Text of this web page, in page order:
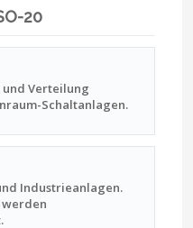
20
und Verteilung
Schaltanlagen.
Industrieanlagen.